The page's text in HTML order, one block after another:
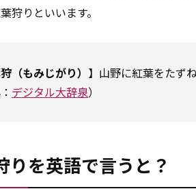
狩りといいます。
（もみじがり） 】山野に紅葉をたず
デジタル大辞泉）
りを英語で言うと？